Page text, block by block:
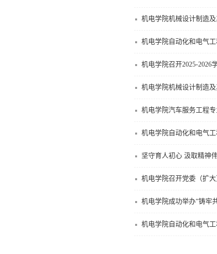
机电学院机械设计制造
机电学院自动化和电气
机电学院召开2025-2026
机电学院机械设计制造
机电学院汽车服务工程
机电学院自动化和电气
坚守育人初心 汲取精神
机电学院召开党委（扩
机电学院成功举办“铸牢
机电学院自动化和电气